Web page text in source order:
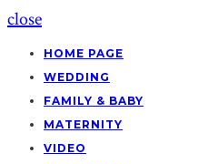
close
HOME PAGE
WEDDING
FAMILY & BABY
MATERNITY
VIDEO